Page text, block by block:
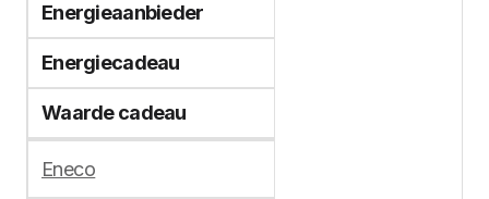
Energieaanbieder
Energiecadeau
Waarde cadeau
Eneco